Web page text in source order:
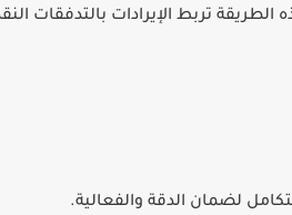
تربط الإيرادات بالتدفقات
لضمان الدقة والفعالية.